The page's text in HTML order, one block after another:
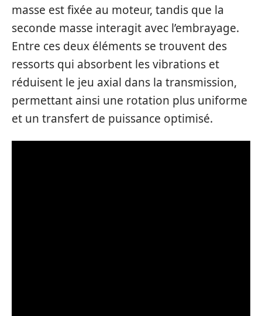
masse est fixée au moteur, tandis que la
seconde masse interagit avec l’embrayage.
Entre ces deux éléments se trouvent des
ressorts qui absorbent les vibrations et
réduisent le jeu axial dans la transmission,
permettant ainsi une rotation plus uniforme
et un transfert de puissance optimisé.